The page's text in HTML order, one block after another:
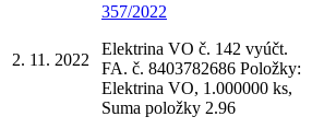
2. 11. 2022
357/2022
Elektrina VO č. 142 vyúčt.
FA. č. 8403782686 Položky:
Elektrina VO, 1.000000 ks,
Suma položky 2.96